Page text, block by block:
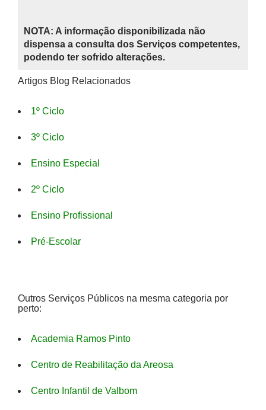
NOTA: A informação disponibilizada não
dispensa a consulta dos Serviços competentes,
podendo ter sofrido alterações.
Artigos Blog Relacionados
1º Ciclo
3º Ciclo
Ensino Especial
2º Ciclo
Ensino Profissional
Pré-Escolar
Outros Serviços Públicos na mesma categoria por
perto:
Academia Ramos Pinto
Centro de Reabilitação da Areosa
Centro Infantil de Valbom